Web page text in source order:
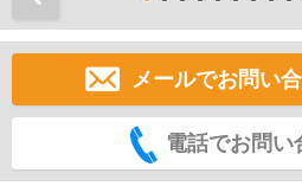
メールでお問い
電話でお問い